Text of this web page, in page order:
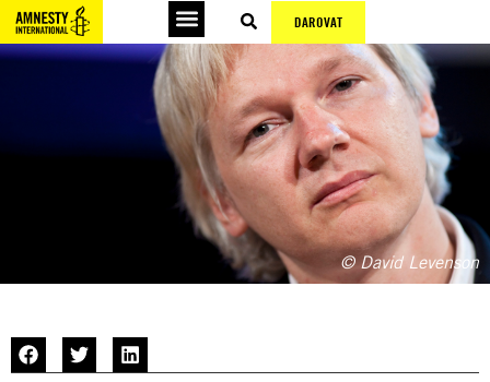
DAROVAT
© David Levenson